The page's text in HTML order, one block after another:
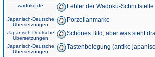
wadoku.de Fehler der Wadoku-
Japanisch-Deutsche
Übersetzungen
Porzellanmarke
Japanisch-Deutsche
Übersetzungen
Schönes Bild, aber was steht
Japanisch-Deutsche
Übersetzungen
Tastenbelegung (antike